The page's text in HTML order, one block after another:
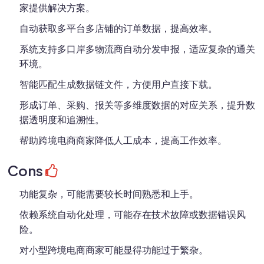
家提供解决方案。
自动获取多平台多店铺的订单数据，提高效率。
系统支持多口岸多物流商自动分发申报，适应复杂的通关
环境。
智能匹配生成数据链文件，方便用户直接下载。
形成订单、采购、报关等多维度数据的对应关系，提升数
据透明度和追溯性。
帮助跨境电商商家降低人工成本，提高工作效率。
Cons
功能复杂，可能需要较长时间熟悉和上手。
依赖系统自动化处理，可能存在技术故障或数据错误风
险。
对小型跨境电商商家可能显得功能过于繁杂。